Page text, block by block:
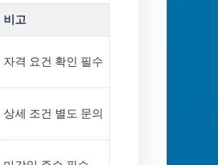
비고
자격 요건 확인 필수
상세 조건 별도 문의